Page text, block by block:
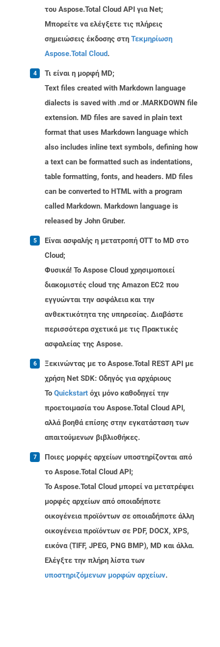
του Aspose.Total Cloud API για Net;
Μπορείτε να ελέγξετε τις πλήρεις
σημειώσεις έκδοσης στη Τεκμηρίωση
Aspose.Total Cloud.
Τι είναι η μορφή MD;
Text files created with Markdown language
dialects is saved with .md or .MARKDOWN file
extension. MD files are saved in plain text
format that uses Markdown language which
also includes inline text symbols, defining how
a text can be formatted such as indentations,
table formatting, fonts, and headers. MD files
can be converted to HTML with a program
called Markdown. Markdown language is
released by John Gruber.
Είναι ασφαλής η μετατροπή OTT to MD στο
Cloud;
Φυσικά! Το Aspose Cloud χρησιμοποιεί
διακομιστές cloud της Amazon EC2 που
εγγυώνται την ασφάλεια και την
ανθεκτικότητα της υπηρεσίας. Διαβάστε
περισσότερα σχετικά με τις Πρακτικές
ασφαλείας της Aspose.
Ξεκινώντας με το Aspose.Total REST API με
χρήση Net SDK: Οδηγός για αρχάριους
Το Quickstart όχι μόνο καθοδηγεί την
προετοιμασία του Aspose.Total Cloud API,
αλλά βοηθά επίσης στην εγκατάσταση των
απαιτούμενων βιβλιοθήκες.
Ποιες μορφές αρχείων υποστηρίζονται από
το Aspose.Total Cloud API;
Το Aspose.Total Cloud μπορεί να μετατρέψει
μορφές αρχείων από οποιαδήποτε
οικογένεια προϊόντων σε οποιαδήποτε άλλη
οικογένεια προϊόντων σε PDF, DOCX, XPS,
εικόνα (TIFF, JPEG, PNG BMP), MD και άλλα.
Ελέγξτε την πλήρη λίστα των
υποστηριζόμενων μορφών αρχείων.